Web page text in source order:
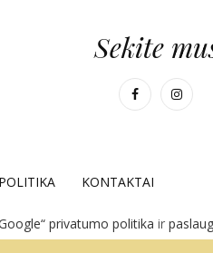
Sekite
KONTAKTAI
privatumo politika ir